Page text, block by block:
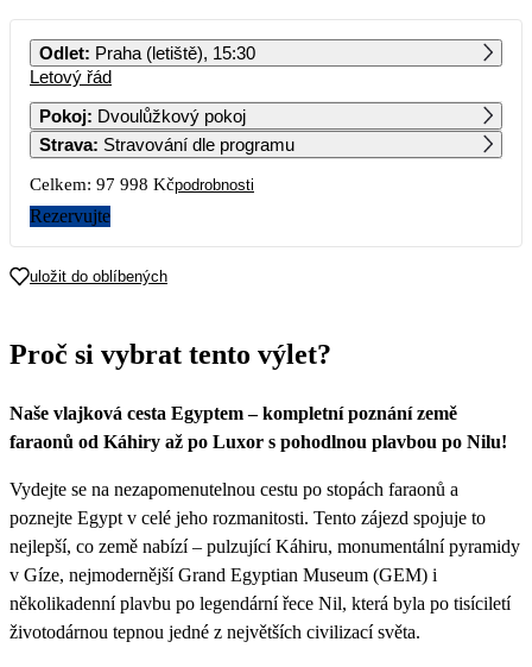
PO ÚT ST ČT PÁ SO NE
7 8 9 10
21
Odlet: Praha (letiště), 15:30
Letový řád
Pokoj: Dvoulůžkový pokoj
Strava: Stravování dle programu
Celkem: 97 998 Kčpodrobnosti
Rezervujte
uložit do oblíbených
Proč si vybrat tento výlet?
Naše vlajková cesta Egyptem – kompletní poznání země
faraonů od Káhiry až po Luxor s pohodlnou plavbou po Nilu!
Vydejte se na nezapomenutelnou cestu po stopách faraonů a
poznejte Egypt v celé jeho rozmanitosti. Tento zájezd spojuje to
nejlepší, co země nabízí – pulzující Káhiru, monumentální pyramidy
v Gíze, nejmodernější Grand Egyptian Museum (GEM) i
několikadenní plavbu po legendární řece Nil, která byla po tisíciletí
životodárnou tepnou jedné z největších civilizací světa.